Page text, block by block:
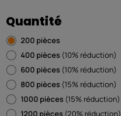
Quantité
200 pièces
400 pièces (10% réduction)
600 pièces (10% réduction)
800 pièces (15% réduction)
1000 pièces (15% réduction)
1200 pièces (20% réduction)